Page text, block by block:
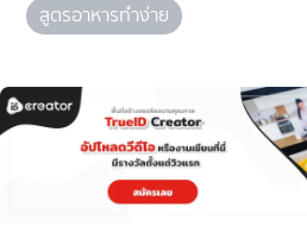
สูตรอาหารทำง่าย